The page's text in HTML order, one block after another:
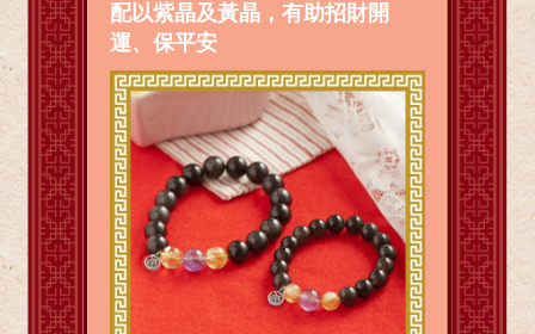
配以紫晶及黃晶，有助招財開
運、保平安